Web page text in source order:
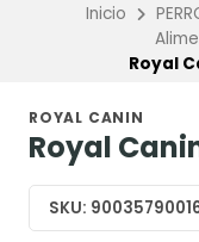
Inicio
Royal
ROYAL CANIN
Royal
SKU: